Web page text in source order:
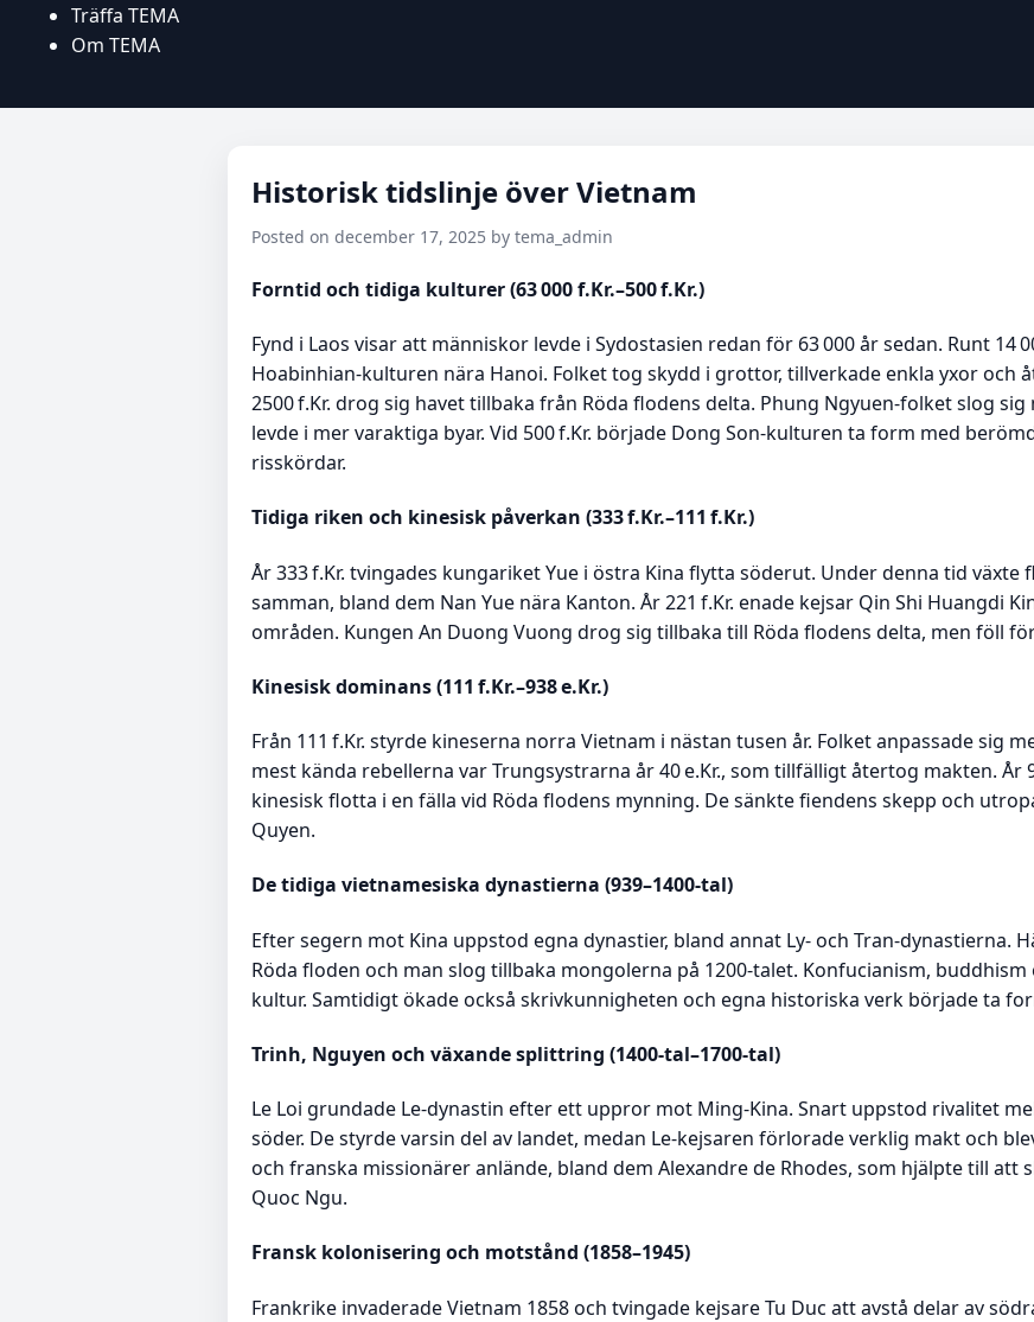
Träffa TEMA
Om TEMA
Historisk tidslinje över Vietnam
Posted on december 17, 2025 by tema_admin
Forntid och tidiga kulturer (63 000 f.Kr.–500 f.Kr.)
Fynd i Laos visar att människor levde i Sydostasien redan för 63 000 år sedan. Runt 14
Hoabinhian-kulturen nära Hanoi. Folket tog skydd i grottor, tillverkade enkla yxor och
2500 f.Kr. drog sig havet tillbaka från Röda flodens delta. Phung Ngyuen-folket slog
levde i mer varaktiga byar. Vid 500 f.Kr. började Dong Son-kulturen ta form med
risskördar.
Tidiga riken och kinesisk påverkan (333 f.Kr.–111 f.Kr.)
År 333 f.Kr. tvingades kungariket Yue i östra Kina flytta söderut. Under denna tid växte
samman, bland dem Nan Yue nära Kanton. År 221 f.Kr. enade kejsar Qin Shi Huangdi
områden. Kungen An Duong Vuong drog sig tillbaka till Röda flodens delta, men föll
Kinesisk dominans (111 f.Kr.–938 e.Kr.)
Från 111 f.Kr. styrde kineserna norra Vietnam i nästan tusen år. Folket anpassade sig
mest kända rebellerna var Trungsystrarna år 40 e.Kr., som tillfälligt återtog makten. År
kinesisk flotta i en fälla vid Röda flodens mynning. De sänkte fiendens skepp och
Quyen.
De tidiga vietnamesiska dynastierna (939–1400-tal)
Efter segern mot Kina uppstod egna dynastier, bland annat Ly- och Tran-dynastierna.
Röda floden och man slog tillbaka mongolerna på 1200-talet. Konfucianism,
kultur. Samtidigt ökade också skrivkunnigheten och egna historiska verk började ta
Trinh, Nguyen och växande splittring (1400-tal–1700-tal)
Le Loi grundade Le-dynastin efter ett uppror mot Ming-Kina. Snart uppstod rivalitet
söder. De styrde varsin del av landet, medan Le-kejsaren förlorade verklig makt och
och franska missionärer anlände, bland dem Alexandre de Rhodes, som hjälpte till att
Quoc Ngu.
Fransk kolonisering och motstånd (1858–1945)
Frankrike invaderade Vietnam 1858 och tvingade kejsare Tu Duc att avstå delar av